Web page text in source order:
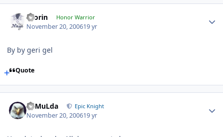
Olorin Honor Warrior
November 20, 200619 yr
By by geri gel
Quote
RaMuLda Epic Knight
November 20, 200619 yr